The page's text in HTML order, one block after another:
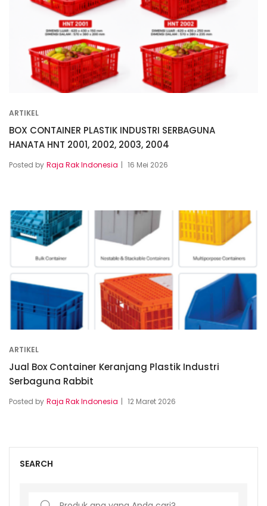
ARTIKEL
BOX CONTAINER PLASTIK INDUSTRI SERBAGUNA
HANATA HNT 2001, 2002, 2003, 2004
Posted by Raja Rak Indonesia 16 Mei 2026
ARTIKEL
Jual Box Container Keranjang Plastik Industri
Serbaguna Rabbit
Posted by Raja Rak Indonesia 12 Maret 2026
SEARCH
Search